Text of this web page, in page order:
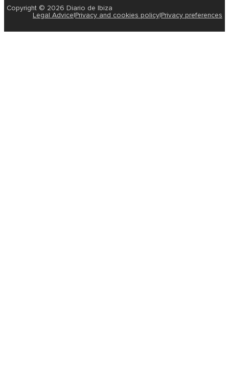
Copyright © 2026 Diario de Ibiza
Legal Advice Privacy and cookies policy Privacy preferences